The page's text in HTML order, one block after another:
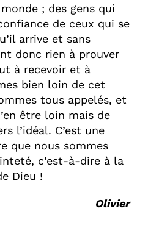
; des gens qui
de ceux qui se
arrive et sans
donc rien à prouver
à recevoir et à
bien loin de cet
tous appelés, et
être loin mais de
l’idéal. C’est une
que nous sommes
c’est-à-dire à la
Dieu !
Olivier